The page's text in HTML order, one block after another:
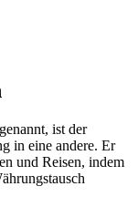
ist der
in eine andere. Er
und Reisen, indem